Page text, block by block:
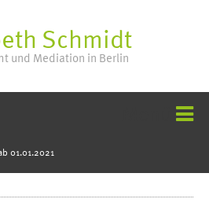
Schmidt
und Mediation in Berlin
01.01.2021